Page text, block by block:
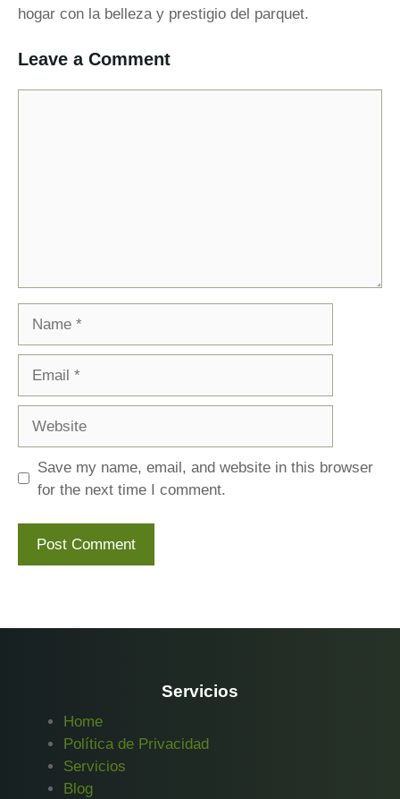
hogar con la belleza y prestigio del parquet.
Leave a Comment
Save my name, email, and website in this browser
for the next time I comment.
Servicios
Home
Política de Privacidad
Servicios
Blog